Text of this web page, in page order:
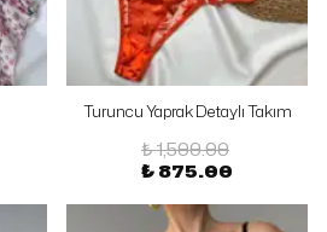
Turuncu Yaprak Detaylı Takım
₺ 1,500.00
₺ 875.00